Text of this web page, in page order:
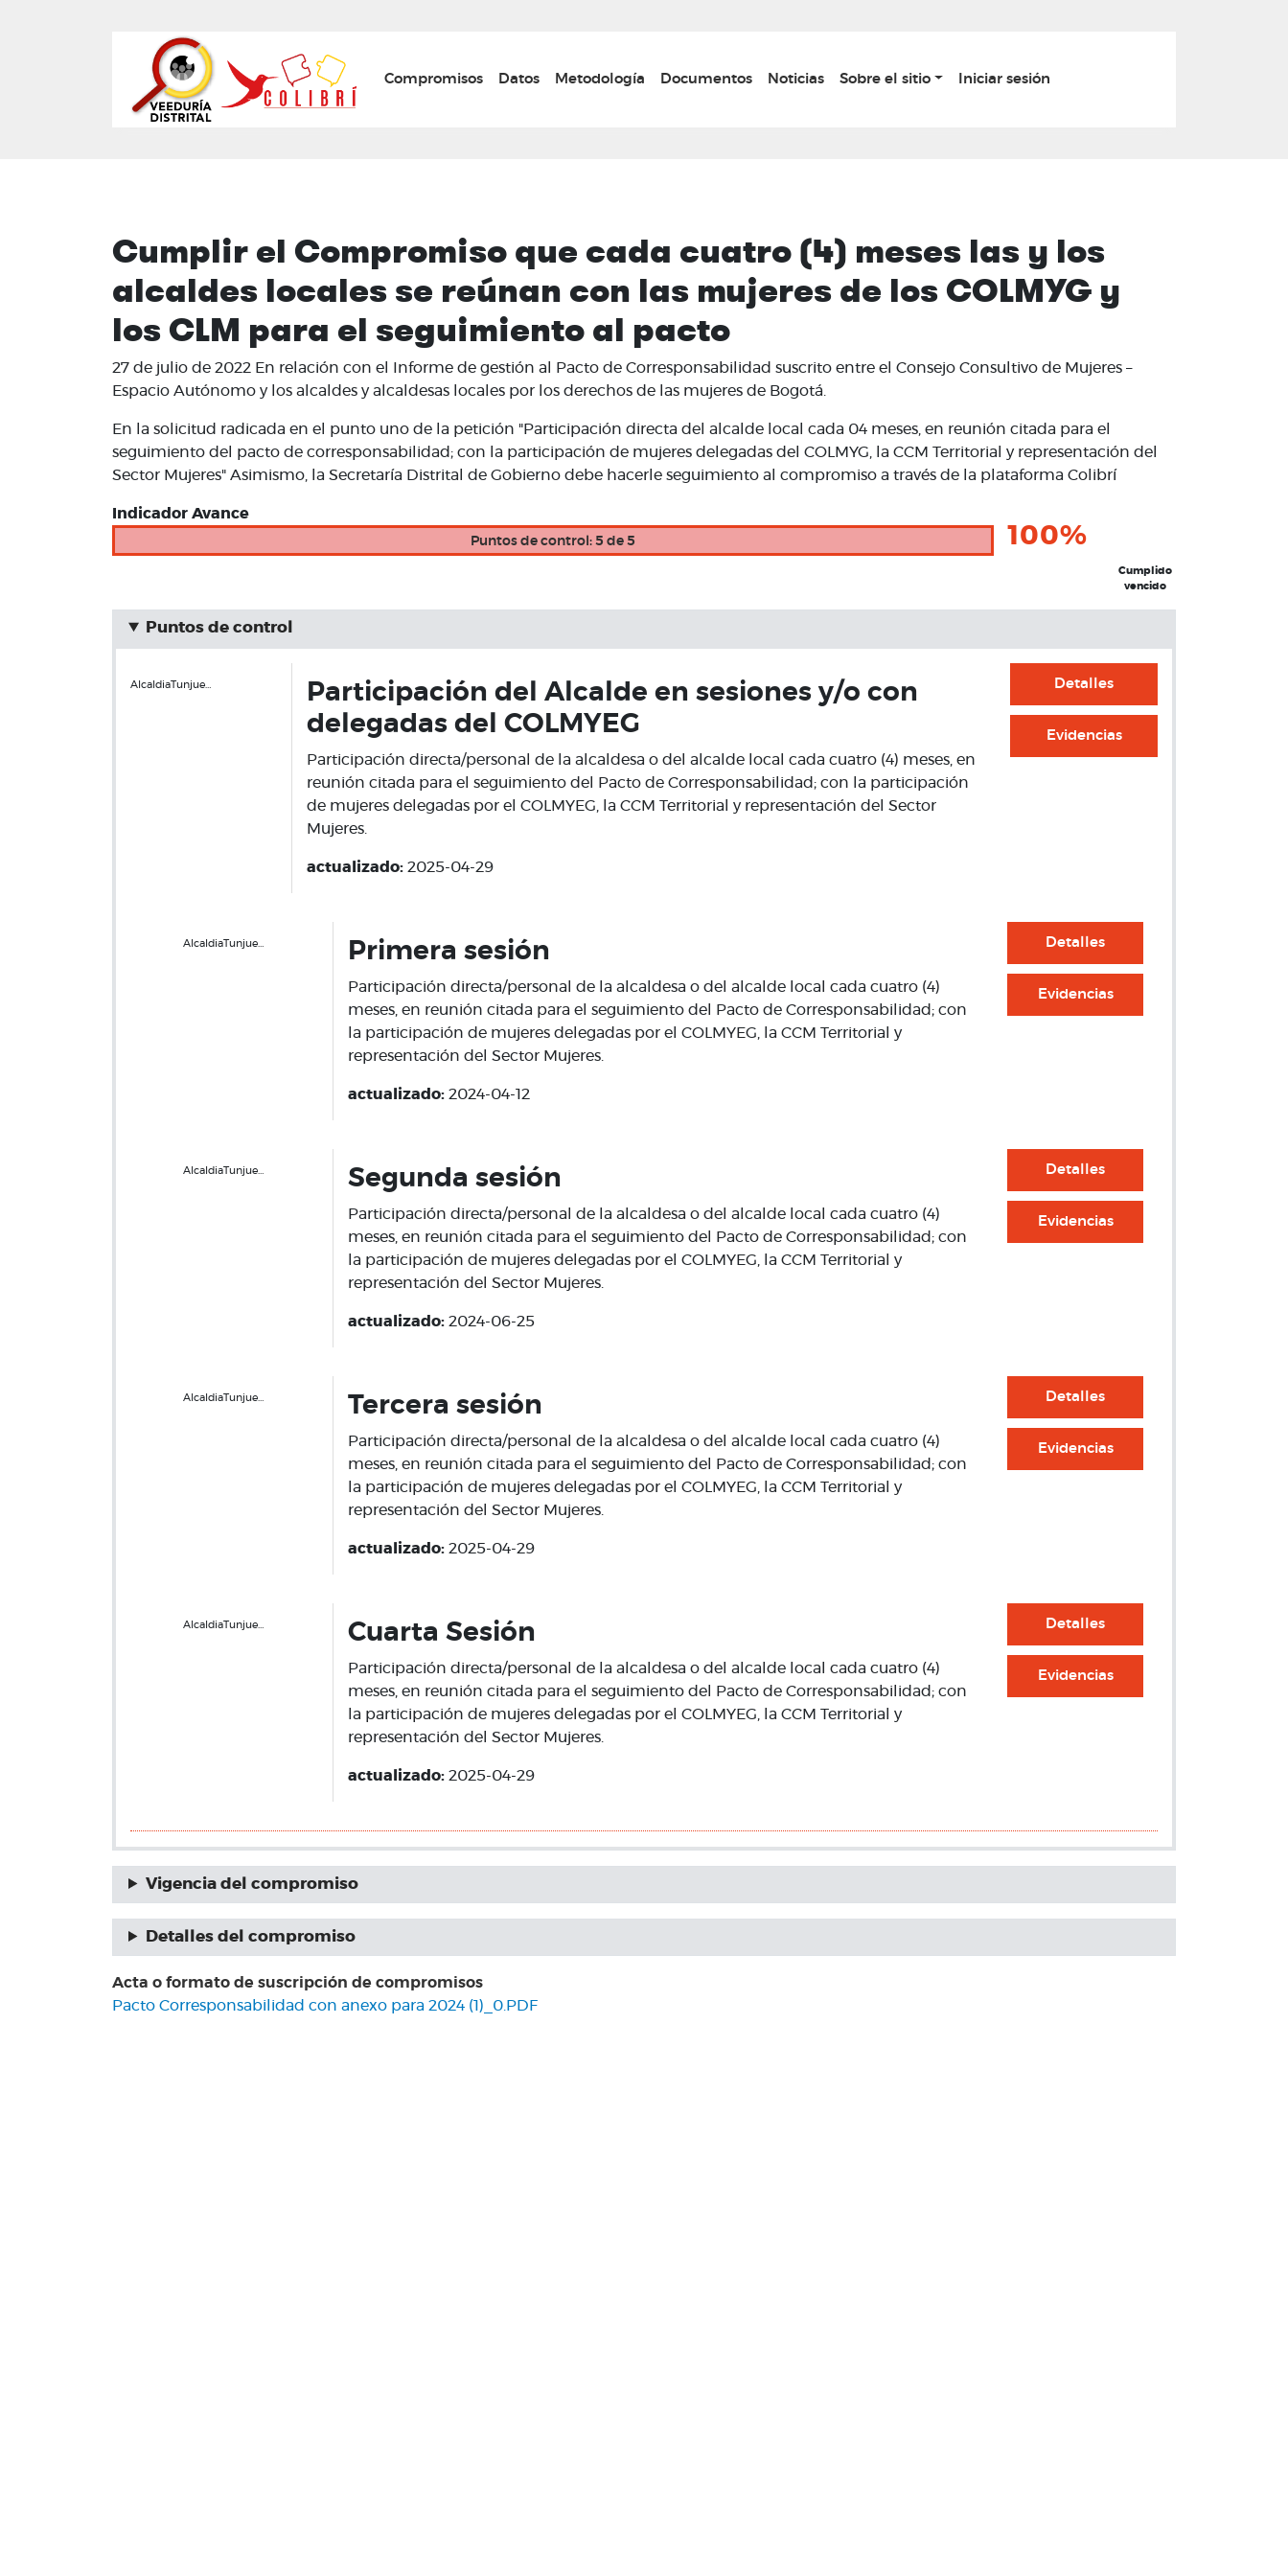
principal
Main navigation
Compromisos Datos Metodología Documentos Noticias Sobre el sitio Iniciar sesión
Cumplir el Compromiso que cada cuatro (4) meses las y los
alcaldes locales se reúnan con las mujeres de los COLMYG y
los CLM para el seguimiento al pacto
27 de julio de 2022 En relación con el Informe de gestión al Pacto de Corresponsabilidad suscrito entre el Consejo Consultivo de Mujeres –
Espacio Autónomo y los alcaldes y alcaldesas locales por los derechos de las mujeres de Bogotá.
En la solicitud radicada en el punto uno de la petición "Participación directa del alcalde local cada 04 meses, en reunión citada para el
seguimiento del pacto de corresponsabilidad; con la participación de mujeres delegadas del COLMYG, la CCM Territorial y representación del
Sector Mujeres" Asimismo, la Secretaría Distrital de Gobierno debe hacerle seguimiento al compromiso a través de la plataforma Colibrí
Indicador Avance
Puntos de control: 5 de 5 100%
Cumplido
vencido
Puntos de control
AlcaldiaTunjue…
Participación del Alcalde en sesiones y/o con
delegadas del COLMYEG
Participación directa/personal de la alcaldesa o del alcalde local cada cuatro (4) meses, en
reunión citada para el seguimiento del Pacto de Corresponsabilidad; con la participación
de mujeres delegadas por el COLMYEG, la CCM Territorial y representación del Sector
Mujeres.
actualizado: 2025-04-29
Detalles
Evidencias
AlcaldiaTunjue… Primera sesión
Participación directa/personal de la alcaldesa o del alcalde local cada cuatro (4)
meses, en reunión citada para el seguimiento del Pacto de Corresponsabilidad; con
la participación de mujeres delegadas por el COLMYEG, la CCM Territorial y
representación del Sector Mujeres.
actualizado: 2024-04-12
Detalles
Evidencias
AlcaldiaTunjue… Segunda sesión
Participación directa/personal de la alcaldesa o del alcalde local cada cuatro (4)
meses, en reunión citada para el seguimiento del Pacto de Corresponsabilidad; con
la participación de mujeres delegadas por el COLMYEG, la CCM Territorial y
representación del Sector Mujeres.
actualizado: 2024-06-25
Detalles
Evidencias
AlcaldiaTunjue… Tercera sesión
Participación directa/personal de la alcaldesa o del alcalde local cada cuatro (4)
meses, en reunión citada para el seguimiento del Pacto de Corresponsabilidad; con
la participación de mujeres delegadas por el COLMYEG, la CCM Territorial y
representación del Sector Mujeres.
actualizado: 2025-04-29
Detalles
Evidencias
AlcaldiaTunjue… Cuarta Sesión
Participación directa/personal de la alcaldesa o del alcalde local cada cuatro (4)
meses, en reunión citada para el seguimiento del Pacto de Corresponsabilidad; con
la participación de mujeres delegadas por el COLMYEG, la CCM Territorial y
representación del Sector Mujeres.
actualizado: 2025-04-29
Detalles
Evidencias
Vigencia del compromiso
Detalles del compromiso
Acta o formato de suscripción de compromisos
Pacto Corresponsabilidad con anexo para 2024 (1)_0.PDF